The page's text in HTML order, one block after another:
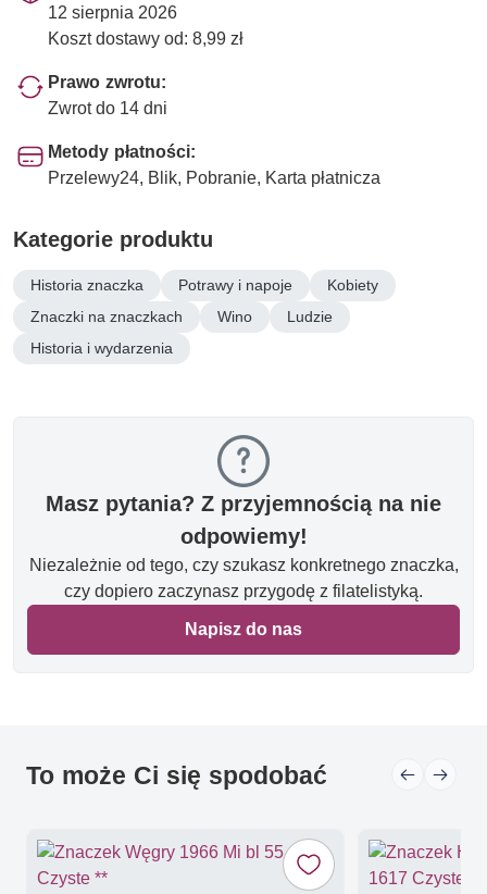
12 sierpnia 2026
Koszt dostawy od: 8,99 zł
Prawo zwrotu:
Zwrot do 14 dni
Metody płatności:
Przelewy24, Blik, Pobranie, Karta płatnicza
Kategorie produktu
Historia znaczka Potrawy i napoje
Kobiety
Znaczki na znaczkach
Wino
Ludzie
Historia i wydarzenia
Masz pytania? Z przyjemnością na nie
odpowiemy!
Niezależnie od tego, czy szukasz konkretnego znaczka,
czy dopiero zaczynasz przygodę z filatelistyką.
Napisz do nas
To może Ci się spodobać